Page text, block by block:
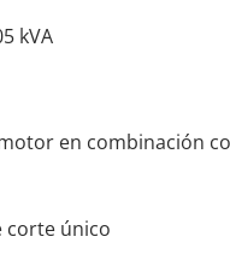
kVA
en combinación
corte único